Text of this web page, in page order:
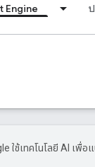
Engine
ใช้เทคโนโลยี AI เพื่